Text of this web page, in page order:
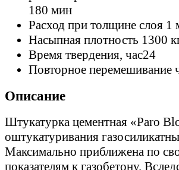
180 мин
Расход при толщине слоя 1
Насыпная плотность 1300
Время твердения, час24
Повторное перемешивание
Описание
Штукатурка цементная «Paro
оштукатуривания
Максимально приближена по
показателям к газобетону.